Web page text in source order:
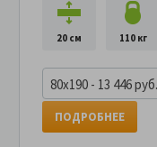
20 см 110 кг
80x190 - 13 446 руб.
ПОДРОБНЕЕ